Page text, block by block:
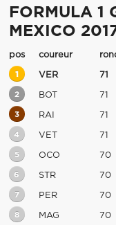
FORMULA 1
MEXICO
pos coureur
1 VER 71
2 BOT 71
3 RAI 71
4 VET 71
5 OCO 70
6 STR 70
7 PER 70
8 MAG 70